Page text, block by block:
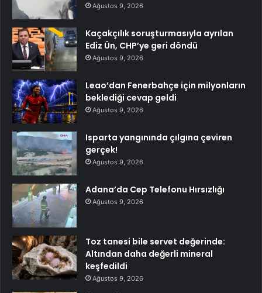
Ağustos 9, 2026
Kaçakçılık soruşturmasıyla ayrılan
Ediz Ün, CHP’ye geri döndü
Ağustos 9, 2026
Leao’dan Fenerbahçe için milyonların
beklediği cevap geldi
Ağustos 9, 2026
Isparta yangınında çılgına çeviren
gerçek!
Ağustos 9, 2026
Adana’da Cep Telefonu Hırsızlığı
Ağustos 9, 2026
Toz tanesi bile servet değerinde:
Altından daha değerli mineral
keşfedildi
Ağustos 9, 2026